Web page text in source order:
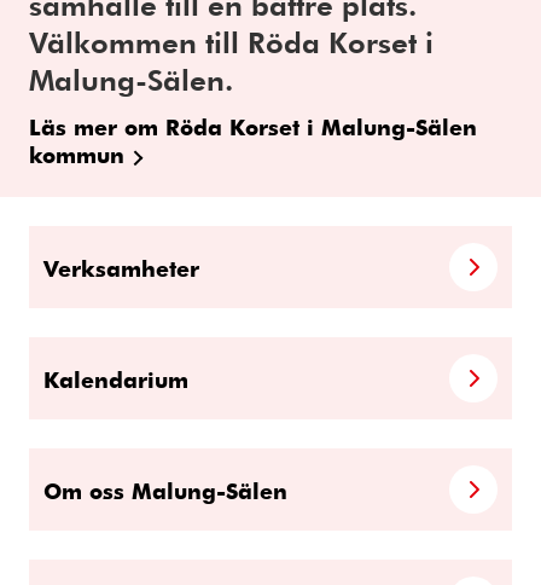
Välkommen till Röda Korset i
Malung-Sälen.
Läs mer om Röda Korset i Malung-Sälen
kommun
Verksamheter
Kalendarium
Om oss Malung-Sälen